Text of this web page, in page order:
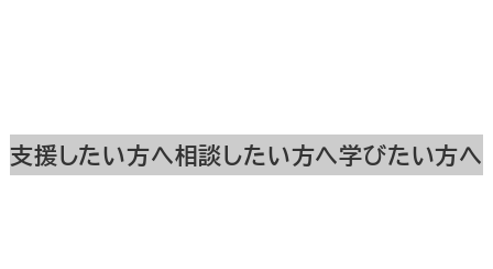
支援したい方へ相談したい方へ学びたい方へ